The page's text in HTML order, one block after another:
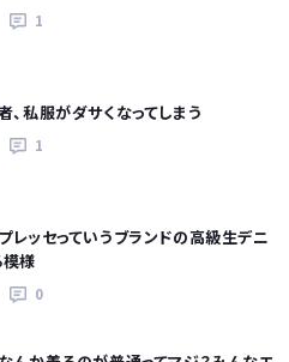
1
、私服がダサくなってしまう
1
レッセっていうブランドの高級生デニ
様
0